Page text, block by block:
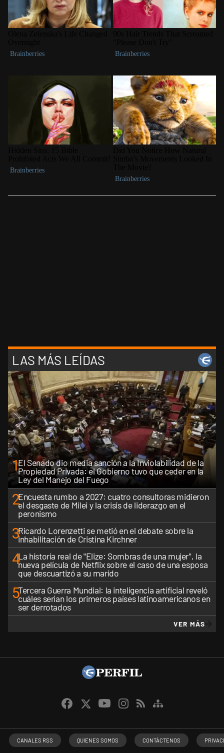
LAS MÁS LEÍDAS
1El Senado dio media sanción a la Inviolabilidad de la
Propiedad Privada: el Gobierno tuvo que ceder en la
Ley del Manejo del Fuego
2Encuesta rumbo a 2027: cuatro consultoras midieron
el desgaste de Milei y la crisis de liderazgo en el
peronismo
3Ricardo Lorenzetti se metió en el debate sobre la
inhabilitación de Cristina Kirchner
4La historia real de "Elize: Sombras de una mujer", la
nueva película de Netflix sobre el caso de una esposa
que descuartizó a su marido
5Tercera Guerra Mundial: la inteligencia artificial reveló
cuáles serían los primeros países latinoamericanos en
ser derrotados
VER MÁS
CANALES RSS QUIENES SOMOS CONTÁCTENOS